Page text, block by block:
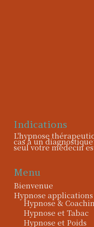
Indications
L'hypnose
cas à un
seul votre médecin
Menu
Bienvenue
Hypnose applications
Hypnose &
Hypnose et Tabac
Hypnose et Poids